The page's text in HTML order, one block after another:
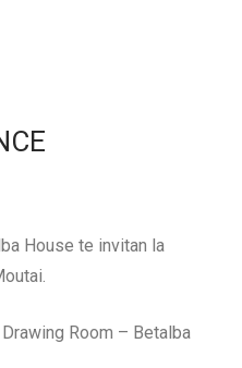
House te invitan la
Room – Betalba